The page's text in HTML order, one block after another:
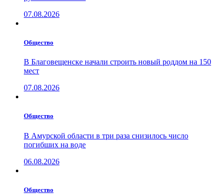
07.08.2026
Общество
В Благовещенске начали строить новый роддом на 150
мест
07.08.2026
Общество
В Амурской области в три раза снизилось число
погибших на воде
06.08.2026
Общество